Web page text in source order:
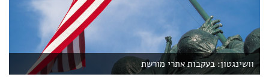
וושינגטון: בעקבות אתרי מורשת